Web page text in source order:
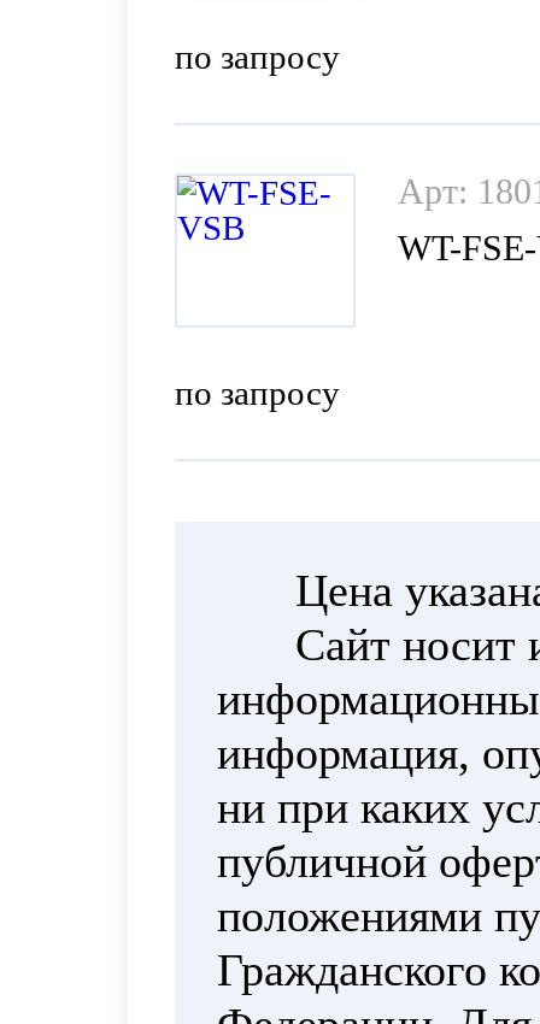
по запросу
по запросу
Арт:
WT-
Цена
Сайт носит
информация,
ни при каких
публичной
положениями
Гражданского